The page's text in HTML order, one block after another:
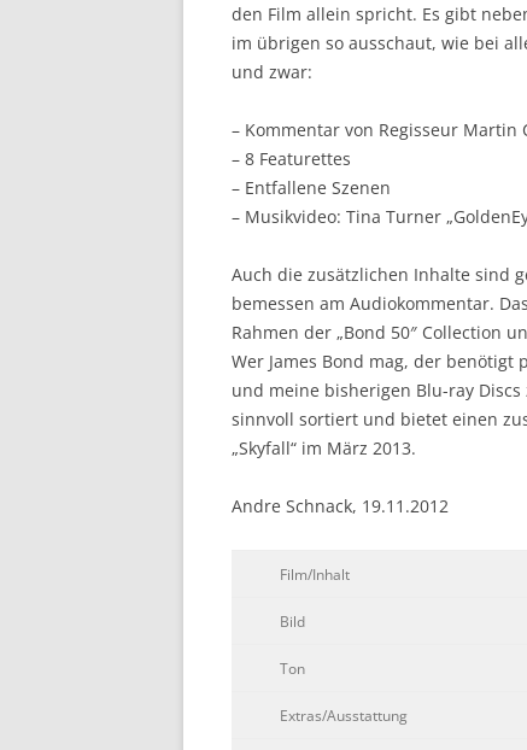
den Film allein spricht. Es gibt
im übrigen so ausschaut, wie bei
und zwar:
– Kommentar von Regisseur
– 8 Featurettes
– Entfallene Szenen
– Musikvideo: Tina Turner
Auch die zusätzlichen Inhalte sind
bemessen am Audiokommentar.
Rahmen der „Bond 50″ Collection
Wer James Bond mag, der
und meine bisherigen Blu-ray Discs
sinnvoll sortiert und bietet einen
„Skyfall“ im März 2013.
Andre Schnack, 19.11.2012
Film/Inhalt
Bild
Ton
Extras/Ausstattung